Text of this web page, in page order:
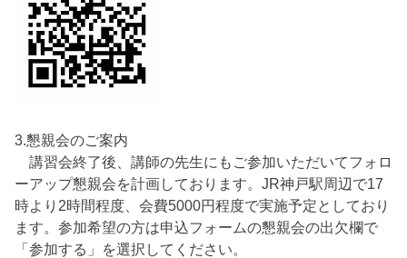
3.懇親会のご案内
講習会終了後、講師の先生にもご参加いただいてフォロ
ーアップ懇親会を計画しております。JR神戸駅周辺で17
時より2時間程度、会費5000円程度で実施予定としており
ます。参加希望の方は申込フォームの懇親会の出欠欄で
「参加する」を選択してください。